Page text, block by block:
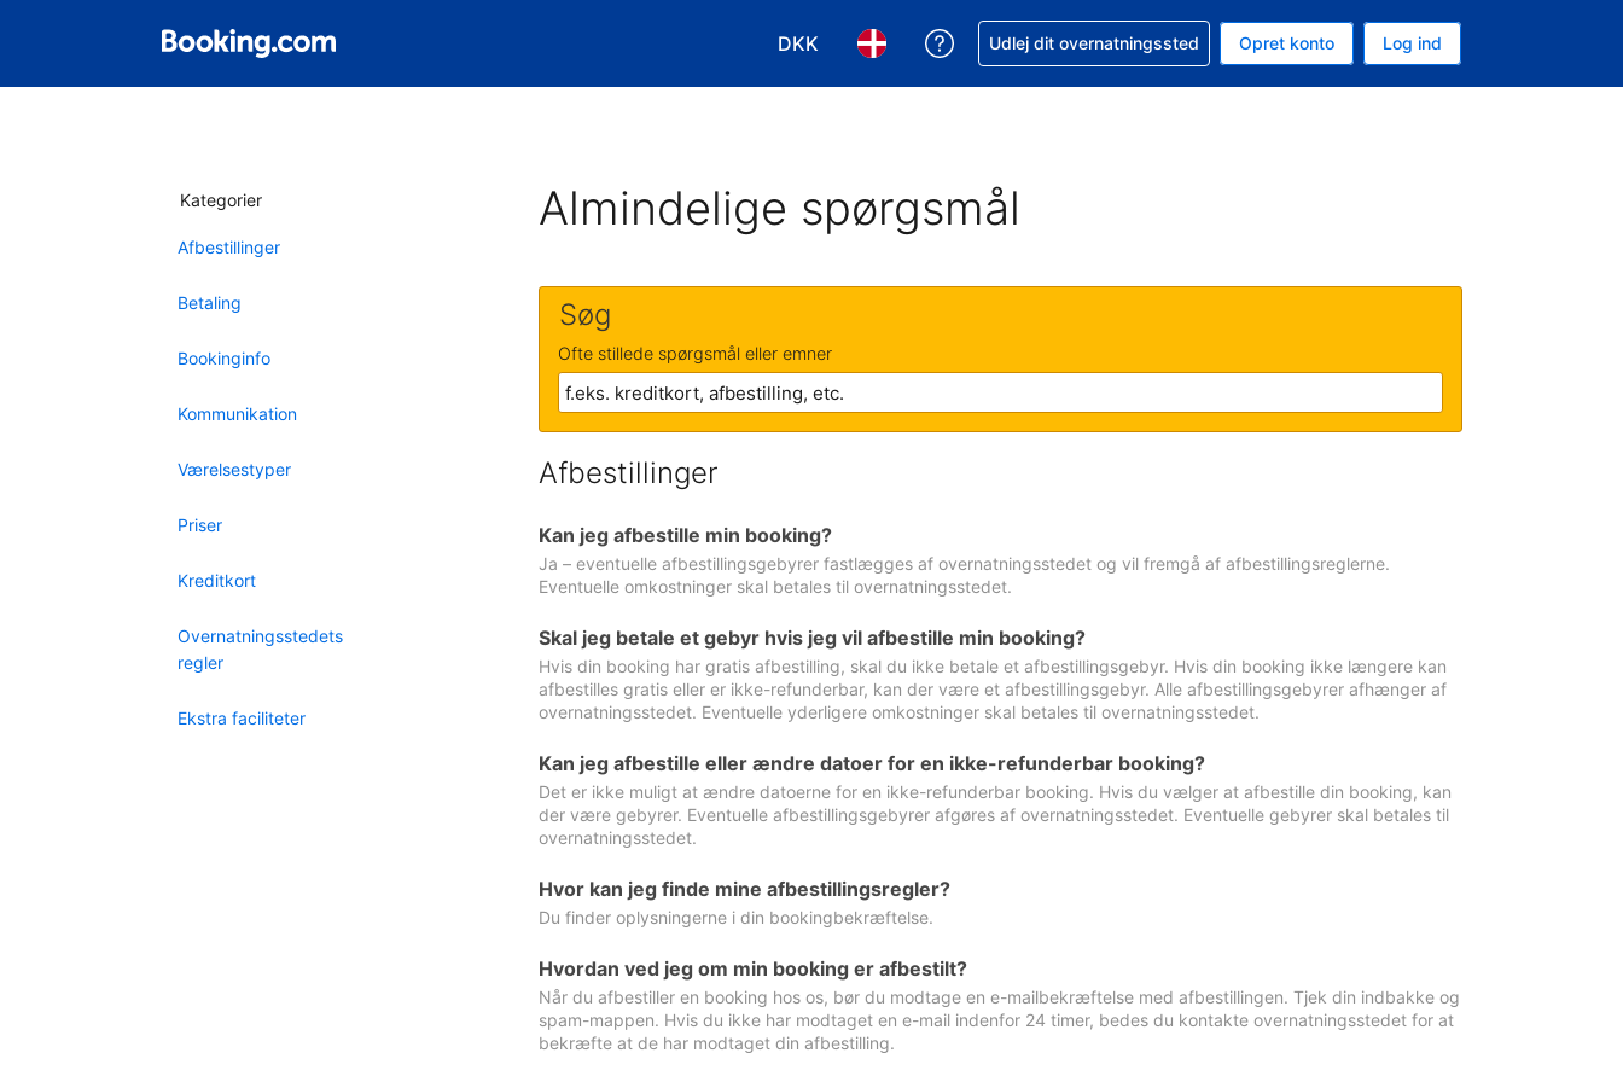
DKK
Vælg valuta. Din nuværende valuta er Danske kroner
Vælg sprog. Dit nuværende sprog er Dansk
Få hjælp til en booking
Udlej dit overnatningssted Opret konto Log ind
Kategorier
Afbestillinger
Betaling
Bookinginfo
Kommunikation
Værelsestyper
Priser
Kreditkort
Overnatningsstedets
regler
Ekstra faciliteter
Almindelige spørgsmål
Søg
Ofte stillede spørgsmål eller emner
Afbestillinger
Kan jeg afbestille min booking?
Ja – eventuelle afbestillingsgebyrer fastlægges af overnatningsstedet og vil fremgå af afbestillingsreglerne.
Eventuelle omkostninger skal betales til overnatningsstedet.
Skal jeg betale et gebyr hvis jeg vil afbestille min booking?
Hvis din booking har gratis afbestilling, skal du ikke betale et afbestillingsgebyr. Hvis din booking ikke længere kan
afbestilles gratis eller er ikke-refunderbar, kan der være et afbestillingsgebyr. Alle afbestillingsgebyrer afhænger af
overnatningsstedet. Eventuelle yderligere omkostninger skal betales til overnatningsstedet.
Kan jeg afbestille eller ændre datoer for en ikke-refunderbar booking?
Det er ikke muligt at ændre datoerne for en ikke-refunderbar booking. Hvis du vælger at afbestille din booking, kan
der være gebyrer. Eventuelle afbestillingsgebyrer afgøres af overnatningsstedet. Eventuelle gebyrer skal betales til
overnatningsstedet.
Hvor kan jeg finde mine afbestillingsregler?
Du finder oplysningerne i din bookingbekræftelse.
Hvordan ved jeg om min booking er afbestilt?
Når du afbestiller en booking hos os, bør du modtage en e-mailbekræftelse med afbestillingen. Tjek din indbakke og
spam-mappen. Hvis du ikke har modtaget en e-mail indenfor 24 timer, bedes du kontakte overnatningsstedet for at
bekræfte at de har modtaget din afbestilling.